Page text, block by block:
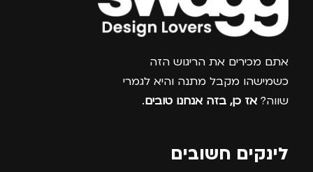
צרפו אותי למועדון
אתם מכירים את הריגוש הזה
כשמישהו מקבל מתנה והיא לגמרי
שווה? אז כן, בזה אנחנו טובים.
לינקים חשובים